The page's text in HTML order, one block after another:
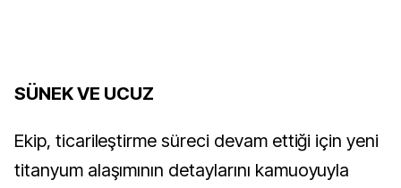
SÜNEK VE UCUZ
Ekip, ticarileştirme süreci devam ettiği için yeni
titanyum alaşımının detaylarını kamuoyuyla